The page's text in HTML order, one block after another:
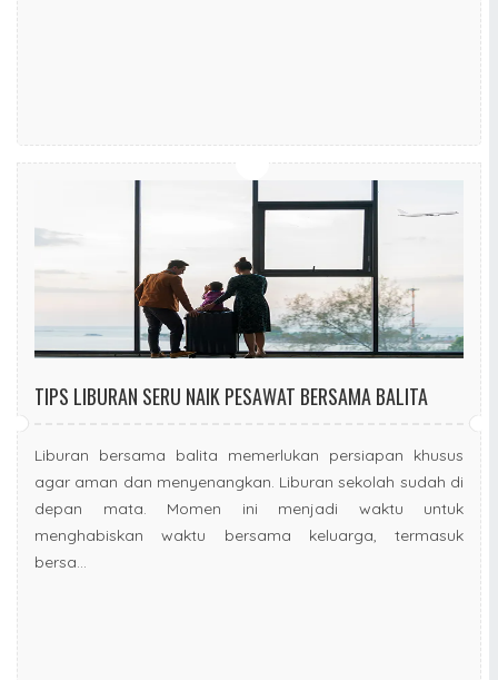
TIPS LIBURAN SERU NAIK PESAWAT BERSAMA BALITA
Liburan bersama balita memerlukan persiapan khusus
agar aman dan menyenangkan. Liburan sekolah sudah di
depan mata. Momen ini menjadi waktu untuk
menghabiskan waktu bersama keluarga, termasuk
bersa...